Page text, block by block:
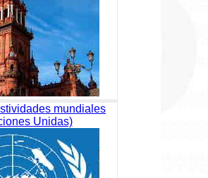
mundiales
Unidas)